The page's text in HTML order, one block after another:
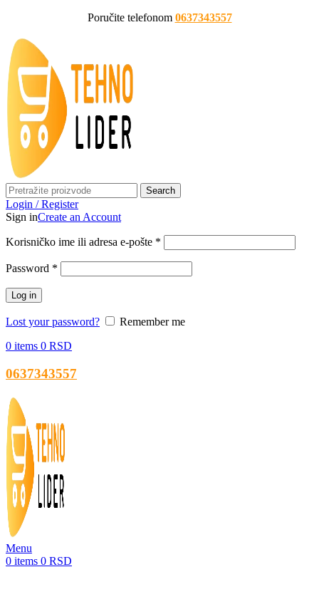
Poručite telefonom 0637343557
Search
Login / Register
Sign inCreate an Account
Korisničko ime ili adresa e-pošte *
Password *
Log in
Lost your password?
Remember me
0 items 0 RSD
0637343557
Menu
0 items 0 RSD